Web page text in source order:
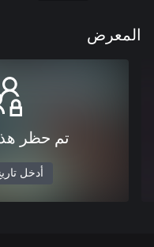
المعرض
تم حظر
أدخل